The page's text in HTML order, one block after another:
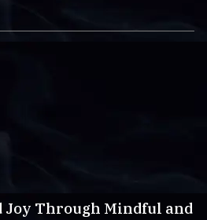
Joy Through Mindful and